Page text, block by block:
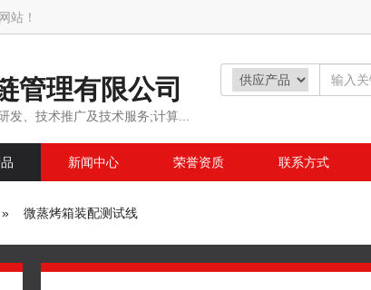
站！
管理有限公司
发、技术推广及技术服务;计算...
新闻中心 荣誉资质 联系方式
» 微蒸烤箱装配测试线